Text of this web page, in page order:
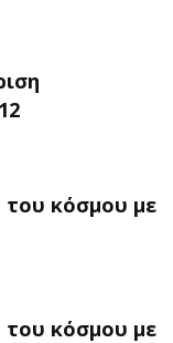
του κόσμου με
του κόσμου με